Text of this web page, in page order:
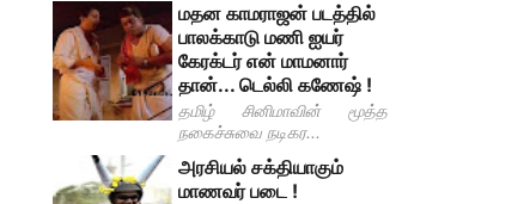
மதன காமராஜன் படத்தில்
பாலக்காடு மணி ஐயர்
கேரக்டர் என் மாமனார்
தான்... டெல்லி கணேஷ் !
தமிழ் சினிமாவின் மூத்த
நகைச்சுவை நடிகர...
அரசியல் சக்தியாகும்
மாணவர் படை !